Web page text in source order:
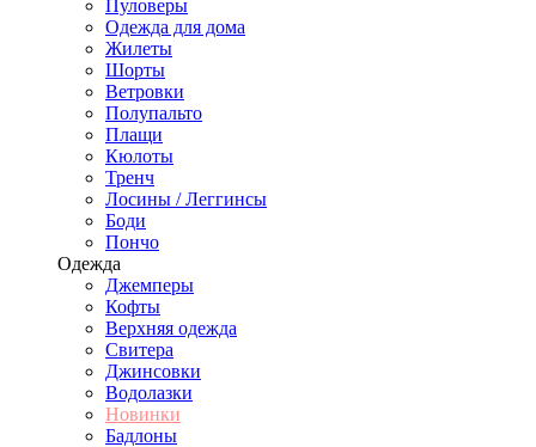
Пуловеры
Одежда для дома
Жилеты
Шорты
Ветровки
Полупальто
Плащи
Кюлоты
Тренч
Лосины / Леггинсы
Боди
Пончо
Одежда
Джемперы
Кофты
Верхняя одежда
Свитера
Джинсовки
Водолазки
Новинки
Бадлоны